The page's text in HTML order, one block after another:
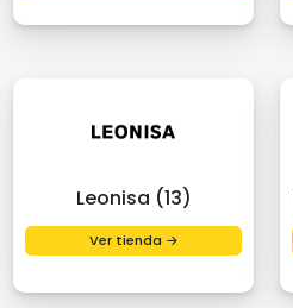
Leonisa (13)
Ver tienda →